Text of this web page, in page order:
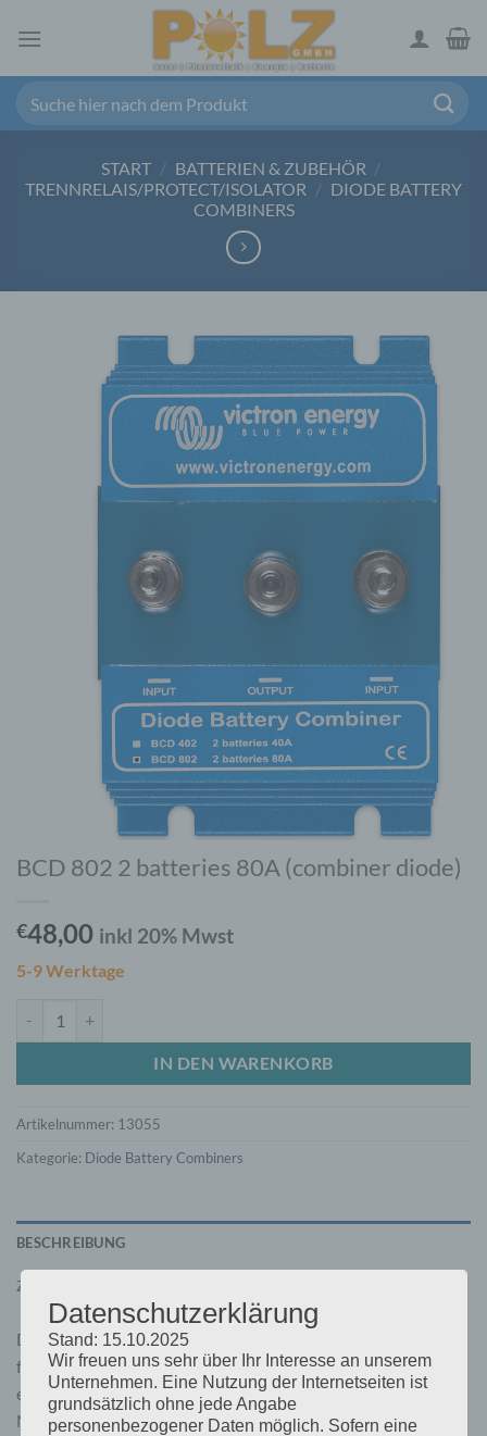
Inhalt
START / BATTERIEN & ZUBEHÖR /
TRENNRELAIS/PROTECT/ISOLATOR / DIODE BATTERY
COMBINERS
BCD 802 2 batteries 80A (combiner diode)
€48,00 inkl 20% Mwst
5-9 Werktage
IN DEN WARENKORB
Artikelnummer: 13055
Kategorie: Diode Battery Combiners
BESCHREIBUNG
ZUSÄTZLICHE INFORMATIONEN
Dioden-Batterie-Koppler werden verwendet, um eine
fortlaufende Gleichstromleistung zur Versorgung
entscheidender Geräte, wie z. B einem elektronischen
Motorsteuerungssystem, zu gewährleisten. Mithilfe eines
Datenschutzerklärung
Stand: 15.10.2025
Wir freuen uns sehr über Ihr Interesse an unserem
Unternehmen. Eine Nutzung der Internetseiten ist
grundsätzlich ohne jede Angabe
personenbezogener Daten möglich. Sofern eine